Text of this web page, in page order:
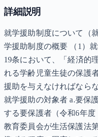
詳細説明
就学援助制度について（
学援助制度の概要 （1）
19条において、「経済的
れる学齢児童生徒の保護
援助を与えなければなら
就学援助の対象者 a.要保
する要保護者（令和6年
教育委員会が生活保護法